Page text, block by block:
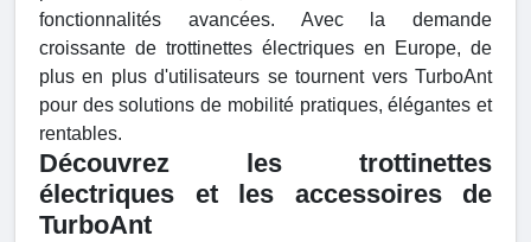
fonctionnalités avancées. Avec la demande
croissante de trottinettes électriques en Europe, de
plus en plus d'utilisateurs se tournent vers TurboAnt
pour des solutions de mobilité pratiques, élégantes et
rentables.
Découvrez les trottinettes
électriques et les accessoires de
TurboAnt